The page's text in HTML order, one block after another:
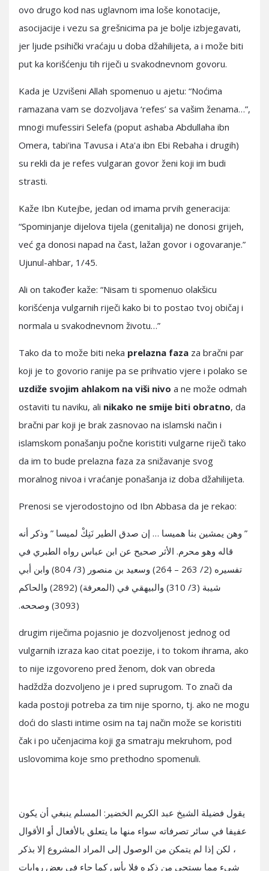
ovo drugo kod nas uglavnom ima loše konotacije,
asocijacije i vezu sa grešnicima pa je bolje izbjegavati,
jer ljude psihički vraćaju u doba džahilijeta, a i može biti
put ka korišćenju tih riječi u svakodnevnom govoru.
Kada je Uzvišeni Allah spomenuo u ajetu: “Noćima
ramazana vam se dozvoljava ‘refes’ sa vašim ženama…”,
mnogi mufessiri Selefa (poput ashaba Abdullaha ibn
Omera, tabi'ina Tavusa i Ata'a ibn Ebi Rebaha i drugih)
su rekli da je refes vulgaran govor ženi koji im budi
strasti.
Kaže Ibn Kutejbe, jedan od imama prvih generacija:
“Spominjanje dijelova tijela (genitalija) ne donosi grijeh,
već ga donosi napad na čast, lažan govor i ogovaranje.”
Ujunul-ahbar, 1/45.
Ali on također kaže: “Nisam ti spomenuo olakšicu
korišćenja vulgarnih riječi kako bi to postao tvoj običaj i
normala u svakodnevnom životu…”
Tako da to može biti neka prelazna faza za bračni par
koji je to govorio ranije pa se prihvatio vjere i polako se
uzdiže svojim ahlakom na viši nivo a ne može odmah
ostaviti tu naviku, ali nikako ne smije biti obratno, da
bračni par koji je brak zasnovao na islamski način i
islamskom ponašanju počne koristiti vulgarne riječi tako
da im to bude prelazna faza za snižavanje svog
moralnog nivoa i vraćanje ponašanja iz doba džahilijeta.
Prenosi se vjerodostojno od Ibn Abbasa da je rekao:
” وهن يمشين بنا هميسا … إن صدق الطير نَنِكْ لميسا ” وذكر أنه
قاله وهو محرم. الأثر صحيح عن ابن عباس رواه الطبري في
تفسيره (2/ 263 – 264) وسعيد بن منصور (3/ 804) وابن أبي
شيبة (3/ 310) والبيهقي في (المعرفة) (2892) والحاكم
(3093) وصححه.
drugim riječima pojasnio je dozvoljenost jednog od
vulgarnih izraza kao citat poezije, i to tokom ihrama, ako
to nije izgovoreno pred ženom, dok van obreda
hadždža dozvoljeno je i pred suprugom. To znači da
kada postoji potreba za tim nije sporno, tj. ako ne mogu
doći do slasti intime osim na taj način može se koristiti
čak i po učenjacima koji ga smatraju mekruhom, pod
uslovomima koje smo prethodno spomenuli.
يقول فضيلة الشيخ عبد الكريم الخضير: المسلم ينبغي أن يكون
عفيفا في سائر تصرفاته سواء منها ما يتعلق بالأفعال أو الأقوال
، لكن إذا لم يتمكن من الوصول إلى المراد المشروع إلا بذكر
شيء مما يستحي من ذكره فلا بأس كما جاء في بعض روايات